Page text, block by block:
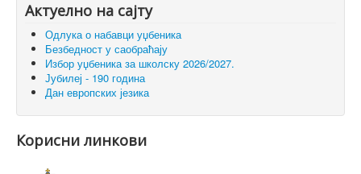
За ученике
Огласна табла
Галерија
Вести
Актуелно на сајту
Одлука о набавци уџбеника
Безбедност у саобраћају
Избор уџбеника за школску 2026/2027.
Јубилеј - 190 година
Дан европских језика
Корисни линкови